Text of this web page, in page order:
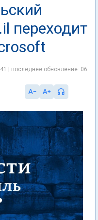
переходит
| последнее обновление: 06